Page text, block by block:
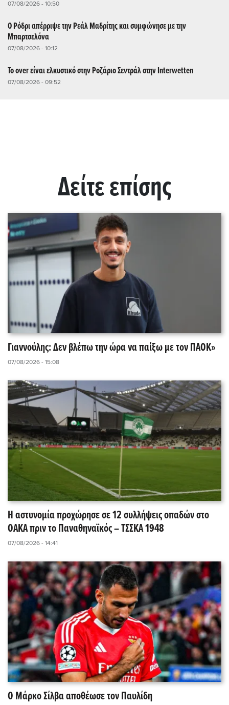
07/08/2026 - 10:50
Ο Ρόδρι απέρριψε την Ρεάλ Μαδρίτης και συμφώνησε με την
Μπαρτσελόνα
07/08/2026 - 10:12
Το over είναι ελκυστικό στην Ροζάριο Σεντράλ στην Interwetten
07/08/2026 - 09:52
Δείτε επίσης
Γιαννούλης: Δεν βλέπω την ώρα να παίξω με τον ΠΑΟΚ»
07/08/2026 - 15:08
Η αστυνομία προχώρησε σε 12 συλλήψεις οπαδών στο
ΟΑΚΑ πριν το Παναθηναϊκός – ΤΣΣΚΑ 1948
07/08/2026 - 14:41
Ο Μάρκο Σίλβα αποθέωσε τον Παυλίδη